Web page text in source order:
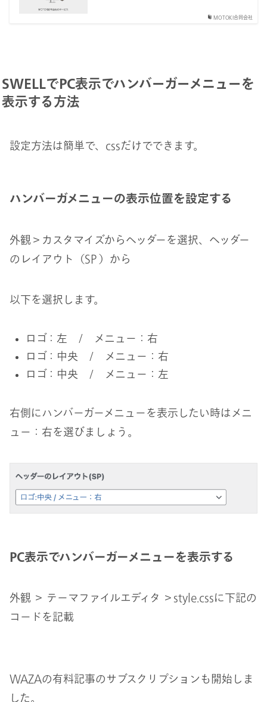
MOTOKI合同会社
SWELLでPC表示でハンバーガーメニューを
表示する方法
設定方法は簡単で、cssだけでできます。
ハンバーガメニューの表示位置を設定する
外観＞カスタマイズからヘッダーを選択、ヘッダー
のレイアウト（SP ）から
以下を選択します。
ロゴ：左 / メニュー：右
ロゴ：中央 / メニュー：右
ロゴ：中央 / メニュー：左
右側にハンバーガーメニューを表示したい時はメニ
ュー：右を選びましょう。
PC表示でハンバーガーメニューを表示する
外観 ＞ テーマファイルエディタ ＞style.cssに下記の
コードを記載
WAZAの有料記事のサブスクリプションも開始しま
した。